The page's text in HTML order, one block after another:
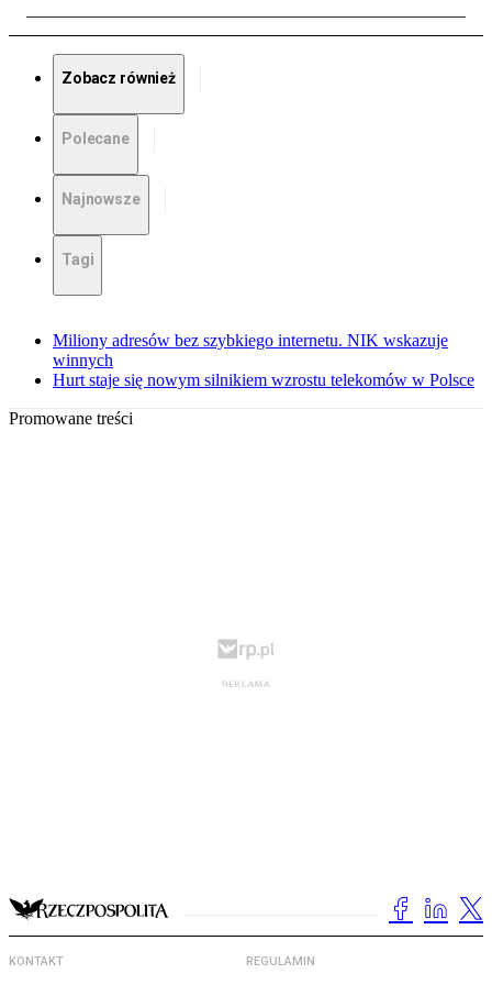
Zobacz również
Polecane
Najnowsze
Tagi
Miliony adresów bez szybkiego internetu. NIK wskazuje
winnych
Hurt staje się nowym silnikiem wzrostu telekomów w Polsce
Promowane treści
KONTAKT REGULAMIN